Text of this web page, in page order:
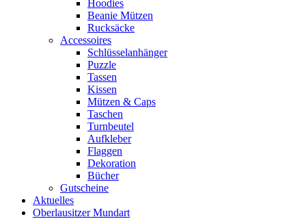
Hoodies
Beanie Mützen
Rucksäcke
Accessoires
Schlüsselanhänger
Puzzle
Tassen
Kissen
Mützen & Caps
Taschen
Turnbeutel
Aufkleber
Flaggen
Dekoration
Bücher
Gutscheine
Aktuelles
Oberlausitzer Mundart